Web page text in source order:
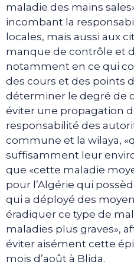
maladie des mains
incombant la
locales, mais aussi aux
manque de contrôle et
notamment en ce qui
des cours et des points
déterminer le degré de
éviter une propagation
responsabilité des
commune et la wilaya,
suffisamment leur
que «cette maladie
pour l’Algérie qui
qui a déployé des
éradiquer ce type de
maladies plus graves»,
éviter aisément cette
mois d’août à Blida.